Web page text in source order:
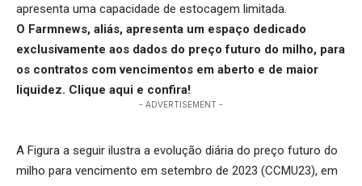
apresenta uma capacidade de estocagem limitada.
O Farmnews, aliás, apresenta um espaço dedicado
exclusivamente aos dados do preço futuro do milho, para
os contratos com vencimentos em aberto e de maior
liquidez. Clique aqui e confira!
- ADVERTISEMENT -
A Figura a seguir ilustra a evolução diária do preço futuro do
milho para vencimento em setembro de 2023 (CCMU23), em